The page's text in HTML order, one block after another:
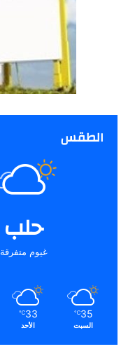
الطقس
حلب
غيوم متفرقة
35
℃
السبت
33
℃
الأحد